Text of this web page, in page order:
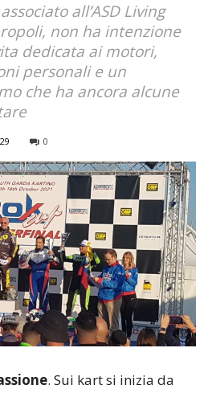
all’ASD Living
non ha intenzione
dedicata ai motori,
personali e un
che ha ancora alcune
0
. Sui kart si inizia da